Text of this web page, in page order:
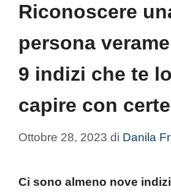
Riconoscere
persona
9 indizi che te
capire con
Ottobre 28, 2023 di Danila
Ci sono almeno nove